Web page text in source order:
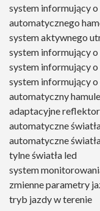
system informujący
automatycznego
system aktywnego
system informujący
system informujący
system informujący
automatyczny
adaptacyjne
automatyczne
automatyczne
tylne światła led
system
zmienne parametry
tryb jazdy w terenie